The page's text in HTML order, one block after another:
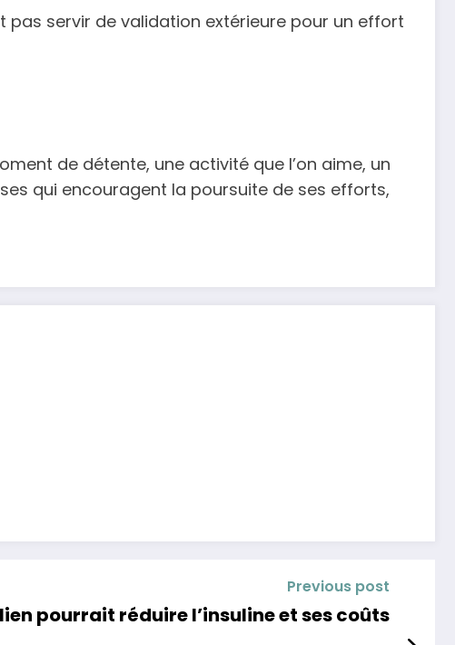
pas servir de validation extérieure pour un effort
de détente, une activité que l’on aime, un
qui encouragent la poursuite de ses efforts,
Previous post
pourrait réduire l’insuline et ses coûts